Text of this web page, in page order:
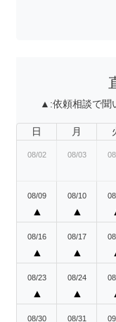
▲:依頼相談で聞
日 月
08/02 08/03
08/09
▲
08/10
▲
08/16
▲
08/17
▲
08/23
▲
08/24
▲
08/30 08/31